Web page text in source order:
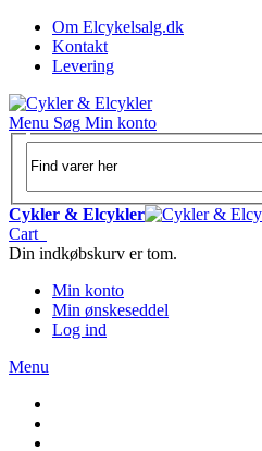
Om Elcykelsalg.dk
Kontakt
Levering
Menu Søg Min konto
Cykler & Elcykler
Cart
Din indkøbskurv er tom.
Min konto
Min ønskeseddel
Log ind
Menu